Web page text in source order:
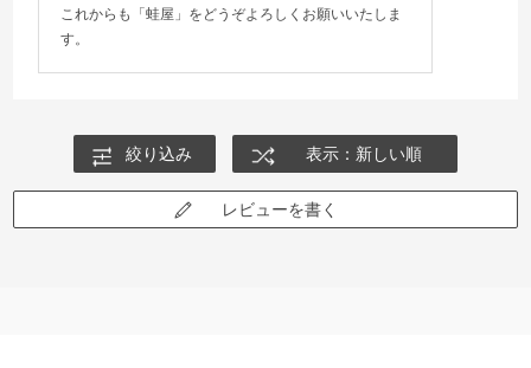
これからも「蛙屋」をどうぞよろしくお願いいたしま
す。
絞り込み 表示：新しい順
レビューを書く